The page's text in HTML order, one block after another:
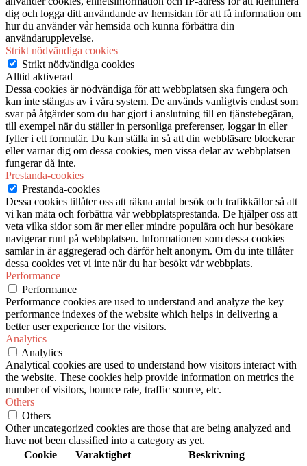
dig och logga ditt användande av hemsidan för att få information om
hur du använder vår hemsida och kunna förbättra din
användarupplevelse.
Strikt nödvändiga cookies
Strikt nödvändiga cookies
Alltid aktiverad
Dessa cookies är nödvändiga för att webbplatsen ska fungera och
kan inte stängas av i våra system. De används vanligtvis endast som
svar på åtgärder som du har gjort i anslutning till en tjänstebegäran,
till exempel när du ställer in personliga preferenser, loggar in eller
fyller i ett formulär. Du kan ställa in så att din webbläsare blockerar
eller varnar dig om dessa cookies, men vissa delar av webbplatsen
fungerar då inte.
Prestanda-cookies
Prestanda-cookies
Dessa cookies tillåter oss att räkna antal besök och trafikkällor så att
vi kan mäta och förbättra vår webbplatsprestanda. De hjälper oss att
veta vilka sidor som är mer eller mindre populära och hur besökare
navigerar runt på webbplatsen. Informationen som dessa cookies
samlar in är aggregerad och därför helt anonym. Om du inte tillåter
dessa cookies vet vi inte när du har besökt vår webbplats.
Performance
Performance
Performance cookies are used to understand and analyze the key
performance indexes of the website which helps in delivering a
better user experience for the visitors.
Analytics
Analytics
Analytical cookies are used to understand how visitors interact with
the website. These cookies help provide information on metrics the
number of visitors, bounce rate, traffic source, etc.
Others
Others
Other uncategorized cookies are those that are being analyzed and
have not been classified into a category as yet.
Cookie
Varaktighet
Beskrivning